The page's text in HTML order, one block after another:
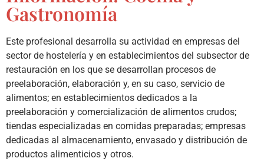
Gastronomía
Este profesional desarrolla su actividad en empresas del
sector de hostelería y en establecimientos del subsector de
restauración en los que se desarrollan procesos de
preelaboración, elaboración y, en su caso, servicio de
alimentos; en establecimientos dedicados a la
preelaboración y comercialización de alimentos crudos;
tiendas especializadas en comidas preparadas; empresas
dedicadas al almacenamiento, envasado y distribución de
productos alimenticios y otros.